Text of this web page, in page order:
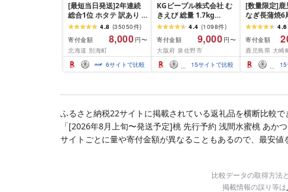
[最短当日発送]2年連続
総合1位 ホタテ 訳あり (
ふるさと納税 ほたて ふ
るさと納税 訳あり 帆立
ふるさと わけあり ホタ
テ貝柱 貝 人気 不揃い 刺
身 規格外 魚介 ランキン
グ 海鮮 冷凍 発送時期が
4.8 (35050件)
寄付金額
8,000 円〜
北海道 別海町
6サイトで比較
KGピープル株式会社 む
きえび 総量 1.7kg
(850g×2P) 特大 5Lサイ
ズ バナメイエビ バラ凍
結 下処理不要 サイズ不
揃い 訳あり
4.4 (1098件)
寄付金額
9,000 円〜
大阪府 泉佐野市
15サイトで比較
[数量限定]鹿
なぎ長蒲焼6
600g以上)4.6
寄付金額
鹿児島県 大崎
15
ふるさと納税22サイトに掲載されている返礼品を横断比較で
「[2026年8月上旬〜発送予定]桃 先行予約 浅間水蜜桃 あか
サイトごとに量や寄付金額が異なることもあるので、最安値
比較データの取得方法
掲載情報の誤り等は